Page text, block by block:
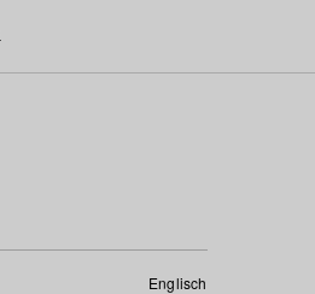
Englisch